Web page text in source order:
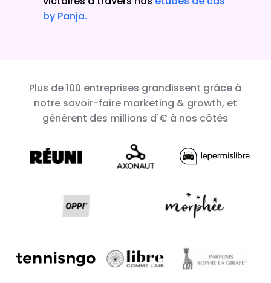
by Panja.
Plus de 100 entreprises grandissent grâce à
notre savoir-faire marketing & growth, et
génèrent des millions d'€ à nos côtés